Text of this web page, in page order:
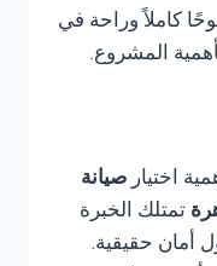
كاملاً وراحة في
المشروع.
اختيار صيانة
تمتلك الخبرة
أمان حقيقية.